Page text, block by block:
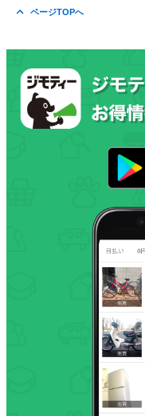
ページTOPへ